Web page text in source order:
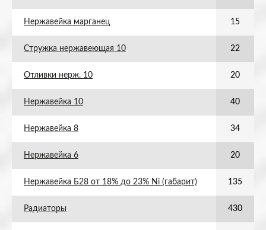
Нержавейка марганец 15
Стружка нержавеющая 10 22
Отливки нерж. 10 20
Нержавейка 10 40
Нержавейка 8 34
Нержавейка 6 20
Нержавейка Б28 от 18% до 23% Ni (габарит) 135
Радиаторы 430